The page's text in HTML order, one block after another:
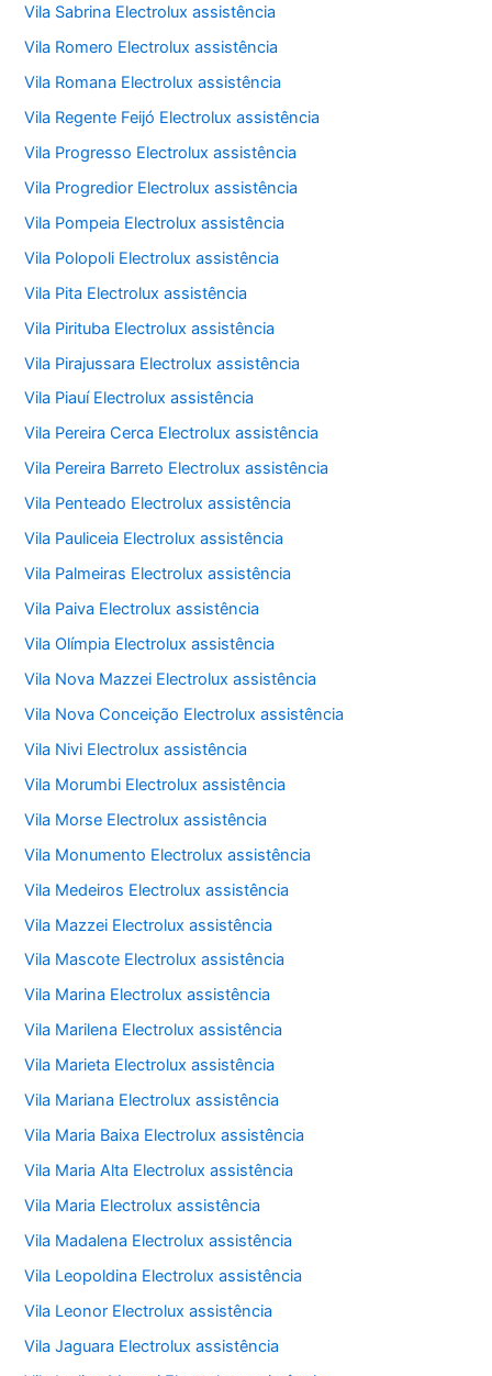
Vila Sabrina Electrolux assistência
Vila Romero Electrolux assistência
Vila Romana Electrolux assistência
Vila Regente Feijó Electrolux assistência
Vila Progresso Electrolux assistência
Vila Progredior Electrolux assistência
Vila Pompeia Electrolux assistência
Vila Polopoli Electrolux assistência
Vila Pita Electrolux assistência
Vila Pirituba Electrolux assistência
Vila Pirajussara Electrolux assistência
Vila Piauí Electrolux assistência
Vila Pereira Cerca Electrolux assistência
Vila Pereira Barreto Electrolux assistência
Vila Penteado Electrolux assistência
Vila Pauliceia Electrolux assistência
Vila Palmeiras Electrolux assistência
Vila Paiva Electrolux assistência
Vila Olímpia Electrolux assistência
Vila Nova Mazzei Electrolux assistência
Vila Nova Conceição Electrolux assistência
Vila Nivi Electrolux assistência
Vila Morumbi Electrolux assistência
Vila Morse Electrolux assistência
Vila Monumento Electrolux assistência
Vila Medeiros Electrolux assistência
Vila Mazzei Electrolux assistência
Vila Mascote Electrolux assistência
Vila Marina Electrolux assistência
Vila Marilena Electrolux assistência
Vila Marieta Electrolux assistência
Vila Mariana Electrolux assistência
Vila Maria Baixa Electrolux assistência
Vila Maria Alta Electrolux assistência
Vila Maria Electrolux assistência
Vila Madalena Electrolux assistência
Vila Leopoldina Electrolux assistência
Vila Leonor Electrolux assistência
Vila Jaguara Electrolux assistência